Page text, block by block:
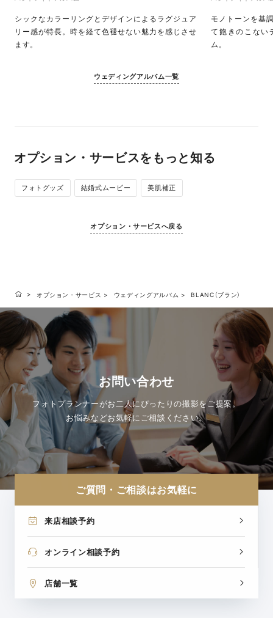
シックなカラーリングとデザインによるラグジュア
リー感が特長。時を経て色褪せない魅力を感じさせ
ます。
モノトーンを基
て飽きのこない
ム。
ウェディングアルバム一覧
オプション・サービスをもっと知る
フォトグッズ 結婚式ムービー 美肌補正
オプション・サービスへ戻る
オプション・サービス ウェディングアルバム BLANC（ブラン）
お問い合わせ
フォトプランナーがお二人にぴったりの撮影をご提案。
お悩みなどお気軽にご相談ください。
ご質問・ご相談はお気軽に
来店相談予約
オンライン相談予約
店舗一覧